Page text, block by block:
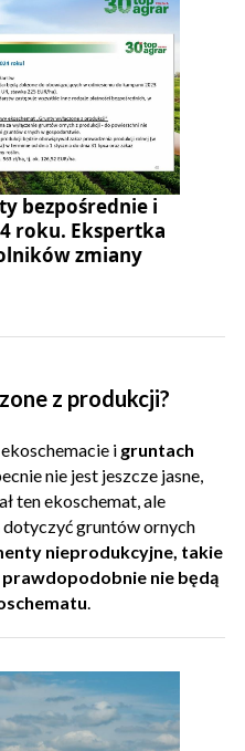
bezpośrednie i
roku. Ekspertka
zmiany
z produkcji?
i gruntach
nie jest jeszcze jasne,
ten ekoschemat, ale
dotyczyć gruntów ornych
nieprodukcyjne, takie
nie będą
.